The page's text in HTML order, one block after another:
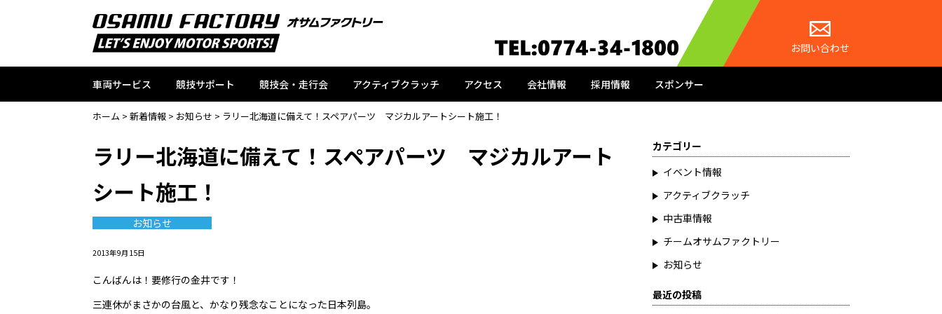
お問い合わせ
車両サービス 競技サポート 競技会・走行会 アクティブクラッチ アクセス 会社情報 採用情報 スポンサー
ホーム > 新着情報 > お知らせ > ラリー北海道に備えて！スペアパーツ マジカルアートシート施工！
ラリー北海道に備えて！スペアパーツ マジカルアート
シート施工！
お知らせ
2013年9月15日
こんばんは！要修行の金井です！
三連休がまさかの台風と、かなり残念なことになった日本列島。
カテゴリー
イベント情報
アクティブクラッチ
中古車情報
チームオサムファクトリー
お知らせ
最近の投稿